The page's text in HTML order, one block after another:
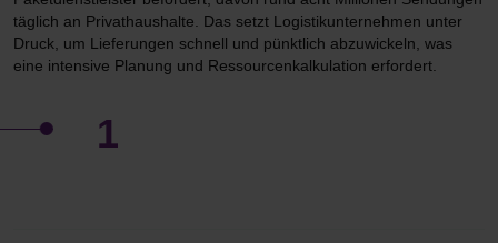
täglich an Privathaushalte. Das setzt Logistikunternehmen unter
Druck, um Lieferungen schnell und pünktlich abzuwickeln, was
eine intensive Planung und Ressourcenkalkulation erfordert.
1